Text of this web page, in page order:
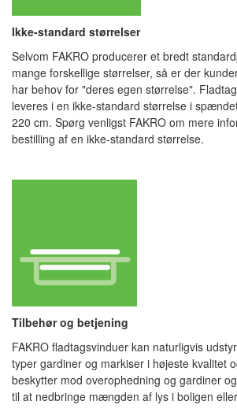
Ikke-standard størrelser
Selvom FAKRO producerer et bredt
mange forskellige størrelser, så er der
har behov for "deres egen størrelse".
leveres i en ikke-standard størrelse i
220 cm. Spørg venligst FAKRO om mere
bestilling af en ikke-standard størrelse.
Tilbehør og betjening
FAKRO fladtagsvinduer kan naturligvis
typer gardiner og markiser i højeste kvalitet
beskytter mod overophedning og gardiner
til at nedbringe mængden af lys i boligen